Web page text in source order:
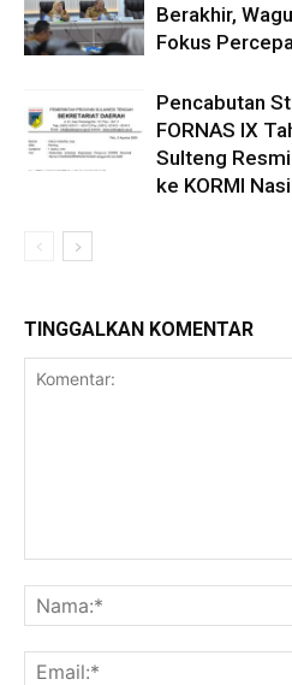
Berakhir,
Fokus
Pencabutan
FORNAS IX
Sulteng
ke KORMI
TINGGALKAN KOMENTAR